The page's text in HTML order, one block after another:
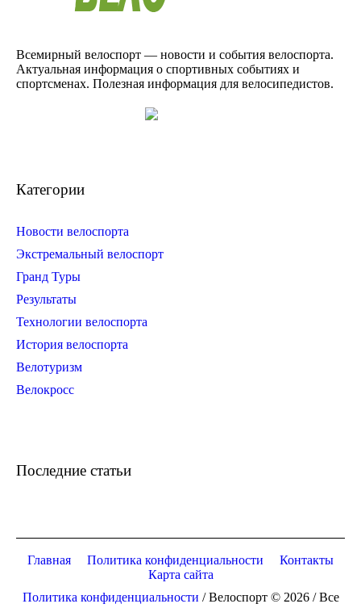
Всемирный велоспорт — новости и события велоспорта.
Актуальная информация о спортивных событиях и
спортсменах. Полезная информация для велосипедистов.
Категории
Новости велоспорта
Экстремальный велоспорт
Гранд Туры
Результаты
Технологии велоспорта
История велоспорта
Велотуризм
Велокросс
Последние статьи
Главная Политика конфиденциальности
Контакты
Карта сайта
Политика конфиденциальности / Велоспорт © 2026 / Все